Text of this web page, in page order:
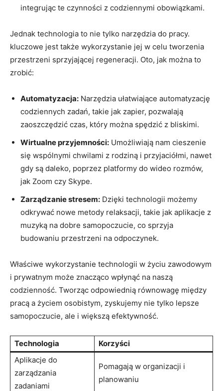
integrując te czynności z codziennymi obowiązkami.
Jednak technologia to nie tylko⁢ narzędzia‍ do pracy.
kluczowe jest także wykorzystanie jej w‌ celu tworzenia⁣
przestrzeni sprzyjającej regeneracji.‌ Oto, ‍jak ‌można to
zrobić:
Automatyzacja: Narzędzia ułatwiające automatyzację
codziennych zadań, takie jak zapier, ⁢pozwalają
zaoszczędzić czas, który można spędzić z bliskimi.
Wirtualne przyjemności: ⁤Umożliwiają nam​ cieszenie
⁤się wspólnymi chwilami z rodziną i przyjaciółmi, nawet
gdy są⁣ daleko, poprzez ‌platformy do wideo rozmów,
jak Zoom czy Skype.
Zarządzanie stresem: Dzięki technologii możemy
odkrywać nowe⁢ metody relaksacji, takie jak aplikacje z
muzyką⁤ na⁢ dobre‍ samopoczucie, co sprzyja
budowaniu przestrzeni na odpoczynek.
Właściwe ​wykorzystanie technologii w życiu zawodowym
i prywatnym ‌może⁣ znacząco wpłynąć ​na⁤ naszą
codzienność. Tworząc⁤ odpowiednią równowagę między
pracą a życiem osobistym, ⁤zyskujemy ⁣nie tylko lepsze
samopoczucie, ​ale i większą efektywność.
Technologia
Korzyści
Aplikacje ‌do
zarządzania
zadaniami
Pomagają w organizacji⁢ i⁤
planowaniu